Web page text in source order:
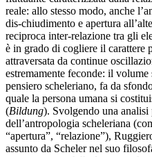
reale: allo stesso modo, anche
dis-chiudimento e apertura
reciproca inter-relazione tra gli
è in grado di cogliere il carattere
attraversata da continue
estremamente feconde: il
pensiero scheleriano, fa da
quale la persona umana si
(Bildung). Svolgendo una
dell’antropologia scheleriana
“apertura”, “relazione”),
assunto da Scheler nel suo